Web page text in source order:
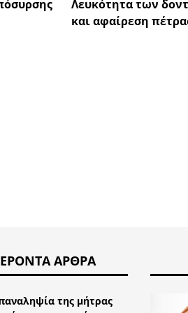
Λευκότητα των
και αφαίρεση
ΆΡΘΡΑ
της μήτρας